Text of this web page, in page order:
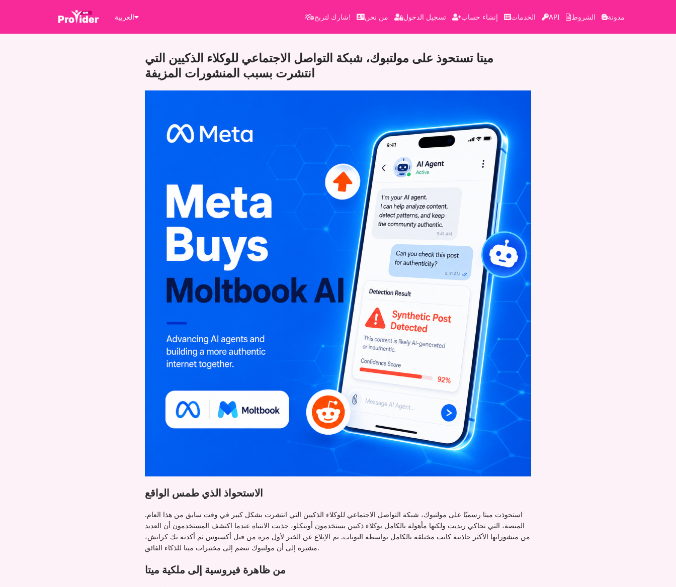
العربية شارك لتربح! من نحن تسجيل الدخول إنشاء حساب الخدمات API الشروط مدونة
ميتا تستحوذ على مولتبوك، شبكة التواصل الاجتماعي للوكلاء الذكيين التي
انتشرت بسبب المنشورات المزيفة
الاستحواذ الذي طمس الواقع
استحوذت ميتا رسميًا على مولتبوك، شبكة التواصل الاجتماعي للوكلاء الذكيين التي انتشرت بشكل كبير في وقت سابق من هذا العام.
المنصة، التي تحاكي ريديت ولكنها مأهولة بالكامل بوكلاء ذكيين يستخدمون أوبنكلو، جذبت الانتباه عندما اكتشف المستخدمون أن العديد
من منشوراتها الأكثر جاذبية كانت مختلقة بالكامل بواسطة البوتات. تم الإبلاغ عن الخبر لأول مرة من قبل أكسيوس ثم أكدته تك كرانش،
مشيرة إلى أن مولتبوك تنضم إلى مختبرات ميتا للذكاء الفائق.
من ظاهرة فيروسية إلى ملكية ميتا